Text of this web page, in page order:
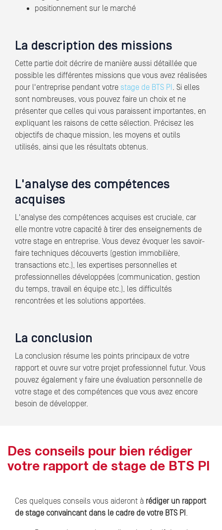
positionnement sur le marché
La description des missions
Cette partie doit décrire de manière aussi détaillée que
possible les différentes missions que vous avez réalisées
pour l'entreprise pendant votre stage de BTS PI . Si elles
sont nombreuses, vous pouvez faire un choix et ne
présenter que celles qui vous paraissent importantes, en
expliquant les raisons de cette sélection. Précisez les
objectifs de chaque mission, les moyens et outils
utilisés, ainsi que les résultats obtenus.
L'analyse des compétences
acquises
L'analyse des compétences acquises est cruciale, car
elle montre votre capacité à tirer des enseignements de
votre stage en entreprise. Vous devez évoquer les savoir-
faire techniques découverts (gestion immobilière,
transactions etc.), les expertises personnelles et
professionnelles développées (communication, gestion
du temps, travail en équipe etc.), les difficultés
rencontrées et les solutions apportées.
La conclusion
La conclusion résume les points principaux de votre
rapport et ouvre sur votre projet professionnel futur. Vous
pouvez également y faire une évaluation personnelle de
votre stage et des compétences que vous avez encore
besoin de développer.
Des conseils pour bien rédiger
votre rapport de stage de BTS PI
Ces quelques conseils vous aideront à rédiger un rapport
de stage convaincant dans le cadre de votre BTS PI .